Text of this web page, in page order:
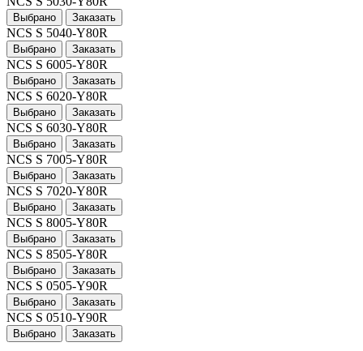
Выбрано Заказать
NCS S 5040-Y80R
Выбрано Заказать
NCS S 6005-Y80R
Выбрано Заказать
NCS S 6020-Y80R
Выбрано Заказать
NCS S 6030-Y80R
Выбрано Заказать
NCS S 7005-Y80R
Выбрано Заказать
NCS S 7020-Y80R
Выбрано Заказать
NCS S 8005-Y80R
Выбрано Заказать
NCS S 8505-Y80R
Выбрано Заказать
NCS S 0505-Y90R
Выбрано Заказать
NCS S 0510-Y90R
Выбрано Заказать